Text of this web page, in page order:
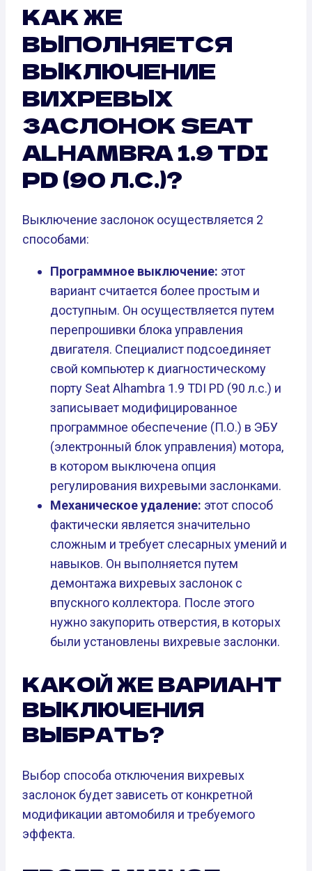
КАК ЖЕ
ВЫПОЛНЯЕТСЯ
ВЫКЛЮЧЕНИЕ
ВИХРЕВЫХ
ЗАСЛОНОК SEAT
ALHAMBRA 1.9 TDI
PD (90 Л.С.)?
Выключение заслонок осуществляется 2
способами:
Программное выключение: этот
вариант считается более простым и
доступным. Он осуществляется путем
перепрошивки блока управления
двигателя. Специалист подсоединяет
свой компьютер к диагностическому
порту Seat Alhambra 1.9 TDI PD (90 л.с.) и
записывает модифицированное
программное обеспечение (П.О.) в ЭБУ
(электронный блок управления) мотора,
в котором выключена опция
регулирования вихревыми заслонками.
Механическое удаление: этот способ
фактически является значительно
сложным и требует слесарных умений и
навыков. Он выполняется путем
демонтажа вихревых заслонок с
впускного коллектора. После этого
нужно закупорить отверстия, в которых
были установлены вихревые заслонки.
КАКОЙ ЖЕ ВАРИАНТ
ВЫКЛЮЧЕНИЯ
ВЫБРАТЬ?
Выбор способа отключения вихревых
заслонок будет зависеть от конкретной
модификации автомобиля и требуемого
эффекта.